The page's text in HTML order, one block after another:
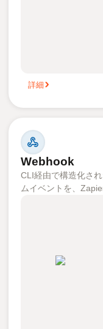
詳細
Webhook
CLI経由で構造化さ
ムイベントを、